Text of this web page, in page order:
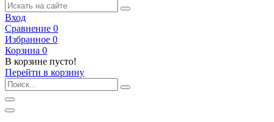
Вход
Сравнение 0
Избранное 0
Корзина 0
В корзине пусто!
Перейти в корзину